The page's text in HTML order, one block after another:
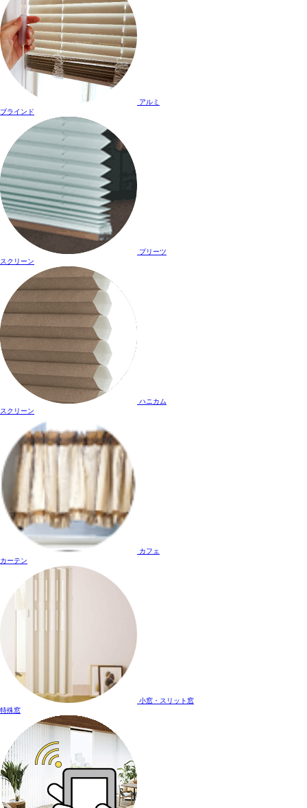
アルミ
ブラインド
プリーツ
スクリーン
ハニカム
スクリーン
カフェ
カーテン
小窓・スリット窓
特殊窓